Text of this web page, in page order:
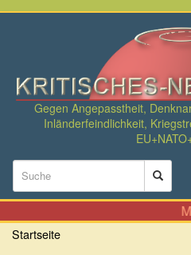
Direkt
Gegen Angepasstheit,
Inländerfeindlichkeit,
Suchformular
Suche
Startseite